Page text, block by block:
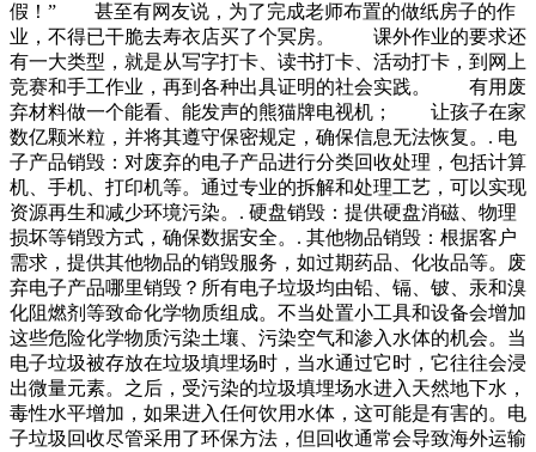
假！” 甚至有网友说，为了完成老师布置的做纸房子的作
业，不得已干脆去寿衣店买了个冥房。 课外作业的要求还
有一大类型，就是从写字打卡、读书打卡、活动打卡，到网上
竞赛和手工作业，再到各种出具证明的社会实践。 有用废
弃材料做一个能看、能发声的熊猫牌电视机； 让孩子在家
数亿颗米粒，并将其遵守保密规定，确保信息无法恢复。. 电
子产品销毁：对废弃的电子产品进行分类回收处理，包括计算
机、手机、打印机等。通过专业的拆解和处理工艺，可以实现
资源再生和减少环境污染。. 硬盘销毁：提供硬盘消磁、物理
损坏等销毁方式，确保数据安全。. 其他物品销毁：根据客户
需求，提供其他物品的销毁服务，如过期药品、化妆品等。废
弃电子产品哪里销毁？所有电子垃圾均由铅、镉、铍、汞和溴
化阻燃剂等致命化学物质组成。不当处置小工具和设备会增加
这些危险化学物质污染土壤、污染空气和渗入水体的机会。当
电子垃圾被存放在垃圾填埋场时，当水通过它时，它往往会浸
出微量元素。之后，受污染的垃圾填埋场水进入天然地下水，
毒性水平增加，如果进入任何饮用水体，这可能是有害的。电
子垃圾回收尽管采用了环保方法，但回收通常会导致海外运输